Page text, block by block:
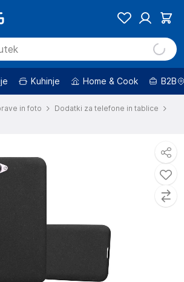
Kuhinje Home & Cook B2B
in foto
Dodatki za telefone in tablice